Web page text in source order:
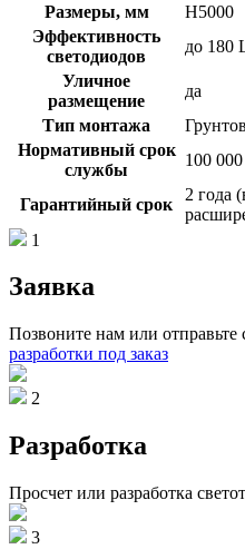
Размеры, мм
Н5000
Эффективность
светодиодов
до 180
Уличное
размещение
да
Тип монтажа
Нормативный срок
службы
100
Гарантийный срок
2 года
1
Заявка
Позвоните нам или отправьте
разработки под заказ
2
Разработка
Просчет или разработка
3